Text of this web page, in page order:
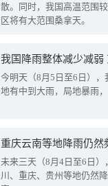
散。同时，我国高温范围
区将有大范围桑拿天。
我国降雨整体减少减弱
今明天（8月5日至6日）
地有中到大雨，局地暴雨
重庆云南等地降雨仍然
未来三天（8月4日至6日
川、重庆、贵州等地仍然